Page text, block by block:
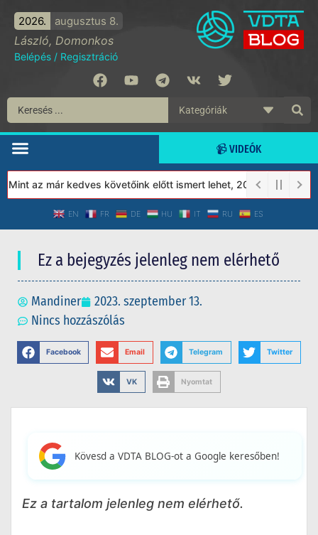
2026. augusztus 8.
László, Domonkos
Belépés / Regisztráció
📹 VIDEÓK
az már kedves követőink előtt ismert lehet, 2023-tól a
EN FR DE HU IT RU ES
Ez a bejegyzés jelenleg nem elérhető
Mandiner
2023. szeptember 13.
Nincs hozzászólás
Facebook Email Telegram Twitter
VK Nyomtat
Kövesd a VDTA BLOG-ot a Google keresőben!
Ez a tartalom jelenleg nem elérhető.